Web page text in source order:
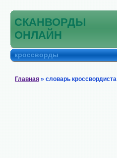
СКАНВОРДЫ
ОНЛАЙН
кроссворды
Главная » словарь кроссвордиста